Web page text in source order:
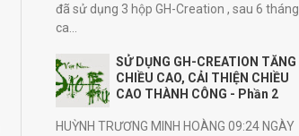
đã sử dụng 3 hộp GH-Creation , sau 6 tháng
ca...
SỬ DỤNG GH-CREATION TĂNG
CHIỀU CAO, CẢI THIỆN CHIỀU
CAO THÀNH CÔNG - Phần 2
HUỲNH TRƯƠNG MINH HOÀNG 09:24 NGÀY